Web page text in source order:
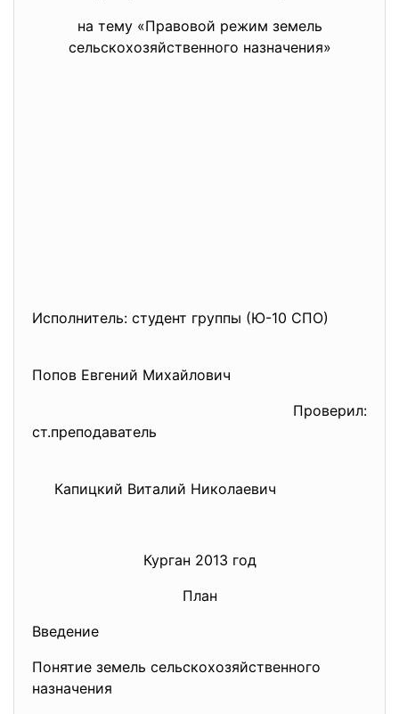
на тему «Правовой режим земель
сельскохозяйственного назначения»
Исполнитель: студент группы (Ю-10 СПО)
Попов Евгений Михайлович
Проверил:
ст.преподаватель
Капицкий Виталий Николаевич
Курган 2013 год
План
Введение
Понятие земель сельскохозяйственного
назначения